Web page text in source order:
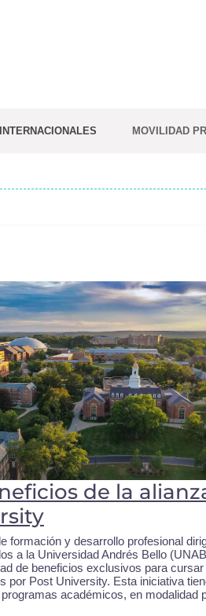
MOVILIDAD
de la
formación y desarrollo profesional
a la Universidad Andrés Bello
de beneficios exclusivos para
por Post University. Esta iniciativa
académicos, en modalidad